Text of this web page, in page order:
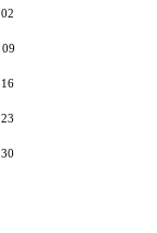
02
09
16
23
30